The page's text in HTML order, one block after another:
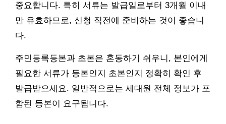
중요합니다. 특히 서류는 발급일로부터 3개월 이내
만 유효하므로, 신청 직전에 준비하는 것이 좋습니
다.
주민등록등본과 초본은 혼동하기 쉬우니, 본인에게
필요한 서류가 등본인지 초본인지 정확히 확인 후
발급받으세요. 일반적으로는 세대원 전체 정보가 포
함된 등본이 요구됩니다.